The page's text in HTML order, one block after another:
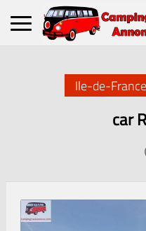
Ile-de-France
car